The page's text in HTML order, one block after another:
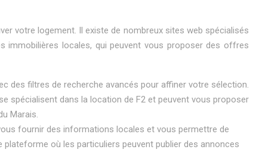
votre logement. Il existe de nombreux sites web spécialisés
immobilières locales, qui peuvent vous proposer des offres
des filtres de recherche avancés pour affiner votre sélection.
spécialisent dans la location de F2 et peuvent vous proposer
Marais.
fournir des informations locales et vous permettre de
où les particuliers peuvent publier des annonces